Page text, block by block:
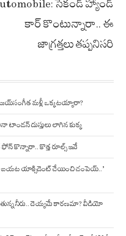
సెకండ్ హ్యాండ్
కార్ కొంటున్నారా.. ఈ
జాగ్రత్తలు తప్పనిసరి
సంగీత మళ్లీ ఒక్కటయ్యారా?
టాండన్ దుస్తులు లాగిన కుక్క
కొన్నారా.. కొత్త రూల్స్ ఇవే
బయట యాక్సిడెంట్ చేయించి చంపెయ్..’
నీరు.. దెయ్యమే కారణమా? వీడియో